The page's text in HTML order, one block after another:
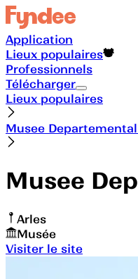
Application
Lieux populaires
Professionnels
Télécharger
Lieux populaires
Musee
Musee
Arles
Musée
Visiter le site